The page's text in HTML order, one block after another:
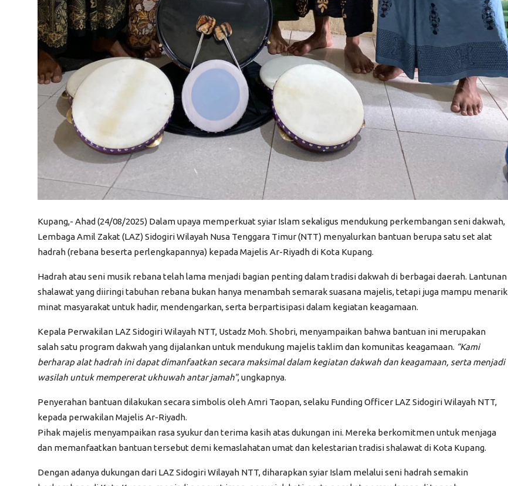
Kupang,- Ahad (24/08/2025) Dalam upaya memperkuat syiar Islam sekaligus mendukung perkembangan seni dakwah,
Lembaga Amil Zakat (LAZ) Sidogiri Wilayah Nusa Tenggara Timur (NTT) menyalurkan bantuan berupa satu set alat
hadrah (rebana beserta perlengkapannya) kepada Majelis Ar-Riyadh di Kota Kupang.
Hadrah atau seni musik rebana telah lama menjadi bagian penting dalam tradisi dakwah di berbagai daerah. Lantunan
shalawat yang diiringi tabuhan rebana bukan hanya menambah semarak suasana majelis, tetapi juga mampu menarik
minat masyarakat untuk hadir, mendengarkan, serta berpartisipasi dalam kegiatan keagamaan.
Kepala Perwakilan LAZ Sidogiri Wilayah NTT, Ustadz Moh. Shobri, menyampaikan bahwa bantuan ini merupakan
salah satu program dakwah yang dijalankan untuk mendukung majelis taklim dan komunitas keagamaan. “Kami
berharap alat hadrah ini dapat dimanfaatkan secara maksimal dalam kegiatan dakwah dan keagamaan, serta menjadi
wasilah untuk mempererat ukhuwah antar jamah", ungkapnya.
Penyerahan bantuan dilakukan secara simbolis oleh Amri Taopan, selaku Funding Officer LAZ Sidogiri Wilayah NTT,
kepada perwakilan Majelis Ar-Riyadh.
Pihak majelis menyampaikan rasa syukur dan terima kasih atas dukungan ini. Mereka berkomitmen untuk menjaga
dan memanfaatkan bantuan tersebut demi kemaslahatan umat dan kelestarian tradisi shalawat di Kota Kupang.
Dengan adanya dukungan dari LAZ Sidogiri Wilayah NTT, diharapkan syiar Islam melalui seni hadrah semakin